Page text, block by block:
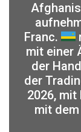
Franc.
mit einer
der
der
2026, mit
mit